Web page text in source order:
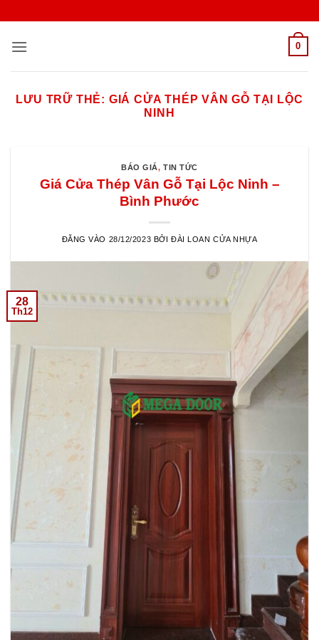
nội
0
LƯU TRỮ THẺ: GIÁ CỬA THÉP VÂN GỖ TẠI LỘC
NINH
BÁO GIÁ,TIN TỨC
Giá Cửa Thép Vân Gỗ Tại Lộc Ninh –
Bình Phước
ĐĂNG VÀO 28/12/2023 BỞI ĐÀI LOAN CỬA NHỰA
28
Th12